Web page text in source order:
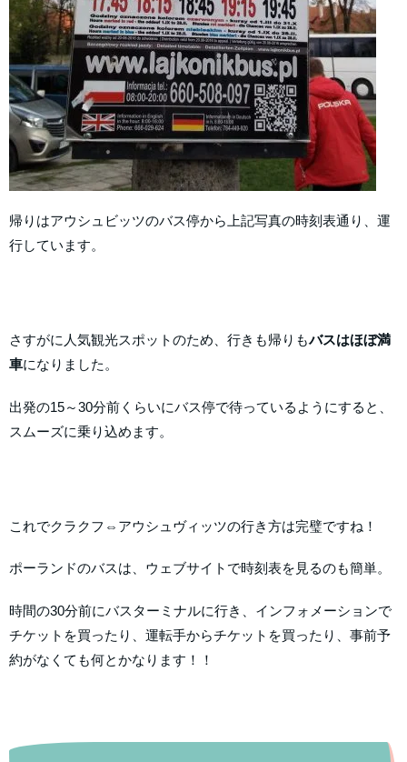
帰りはアウシュビッツのバス停から上記写真の時刻表通り、運
行しています。
さすがに人気観光スポットのため、行きも帰りもバスはほぼ満
車になりました。
出発の15～30分前くらいにバス停で待っているようにすると、
スムーズに乗り込めます。
これでクラクフ⇔アウシュヴィッツの行き方は完璧ですね！
ポーランドのバスは、ウェブサイトで時刻表を見るのも簡単。
時間の30分前にバスターミナルに行き、インフォメーションで
チケットを買ったり、運転手からチケットを買ったり、事前予
約がなくても何とかなります！！